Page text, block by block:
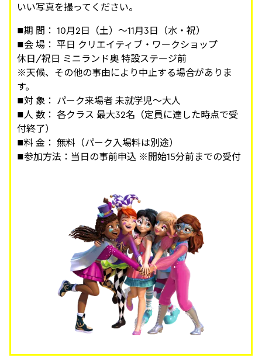
いい写真を撮ってください。
■期 間： 10月2日（土）～11月3日（水・祝）
■会 場： 平日 クリエイティブ・ワークショップ
休日/祝日 ミニランド奥 特設ステージ前
※天候、その他の事由により中止する場合がありま
す。
■対 象： パーク来場者 未就学児～大人
■人 数： 各クラス 最大32名（定員に達した時点で受
付終了）
■料 金： 無料（パーク入場料は別途）
■参加方法：当日の事前申込 ※開始15分前までの受付